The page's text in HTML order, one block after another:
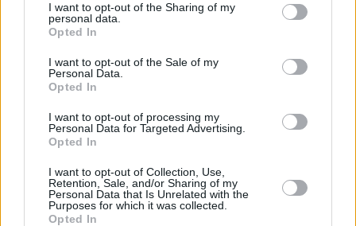
I want to opt-out of the Sharing of my
personal data.
Opted In
I want to opt-out of the Sale of my
Personal Data.
Opted In
I want to opt-out of processing my
Personal Data for Targeted Advertising.
Opted In
I want to opt-out of Collection, Use,
Retention, Sale, and/or Sharing of my
Personal Data that Is Unrelated with the
Purposes for which it was collected.
Opted In